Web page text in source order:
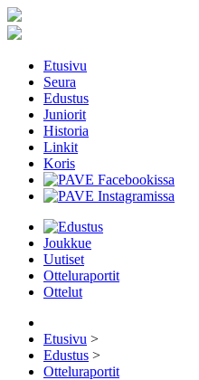
Etusivu
Seura
Edustus
Juniorit
Historia
Linkit
Koris
Joukkue
Uutiset
Otteluraportit
Ottelut
Etusivu >
Edustus >
Otteluraportit